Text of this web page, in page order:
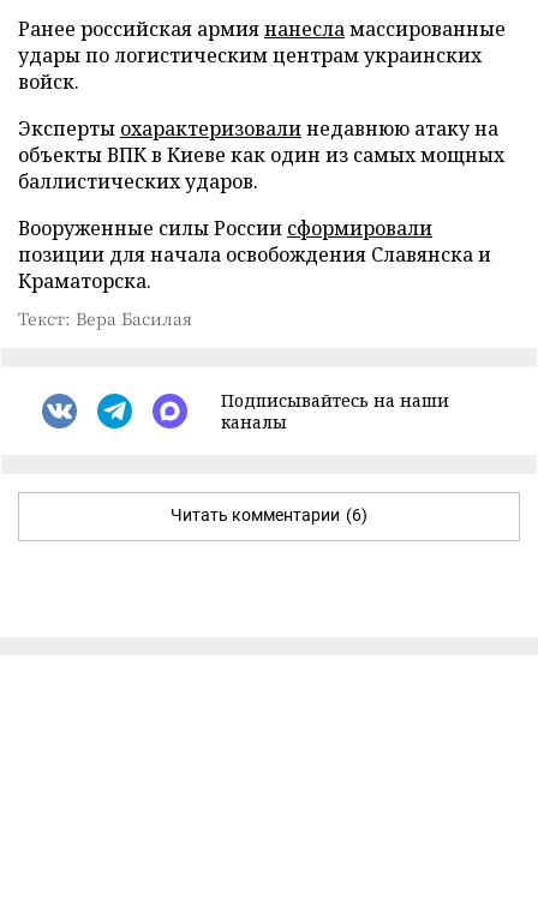
Ранее российская армиянанесламассированные
удары по логистическим центрам украинских
войск.
Эксперты охарактеризовалинедавнюю атаку на
объекты ВПК в Киеве как один из самых мощных
баллистических ударов.
Вооруженные силы России сформировали
позиции для начала освобождения Славянска и
Краматорска.
Текст: Вера Басилая
Подписывайтесь на наши
каналы
Читать комментарии (6)